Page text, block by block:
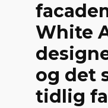
White
og det
tidlig